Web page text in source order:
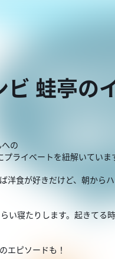
ビ 蛙亭の
の
ライベートを紐解いていま
洋食が好きだけど、朝から
い寝たりします。起きてる
エピソードも！